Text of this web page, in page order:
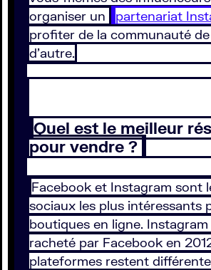
organiser un
partenariat
profiter de la communauté de
d’autre.
Quel est le meilleur
pour vendre ?
Facebook et Instagram sont
sociaux les plus intéressants
boutiques en ligne.
racheté par Facebook en
plateformes restent